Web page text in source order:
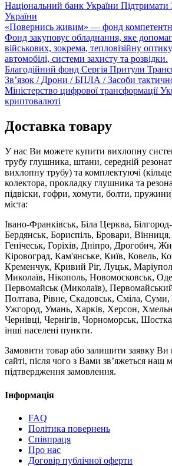
Національний банк України Підтримати
України
«Повернись живим» — фонд
Фонд закуповує обладнання, яке
військових, зокрема, тепловізійну
автомобілі, системи захисту та розвідки.
Благодійний фонд Сергія Притули
Зв’язок / Дрони / БПЛА / Засоби
Міністерство цифрової трансформації
криптовалюті
Доставка товару
У нас Ви можете купити вихлопну
трубу глушника, штани, середній
вихлопну трубу) та комплектуючі
колектора, прокладку глушника та
підвіски, гофри, хомути, болти,
міста:
Івано-Франківськ, Біла Церква,
Бердянськ, Бориспіль, Бровари,
Генічеськ, Горіхів, Дніпро, Дрогобич,
Кіровоград, Кам'янське, Київ, Ковель,
Кременчук, Кривий Ріг, Луцьк,
Миколаїв, Нікополь, Новомосковськ,
Первомайськ (Миколаїв),
Полтава, Рівне, Скадовськ, Сміла, Суми,
Ужгород, Умань, Харків, Херсон,
Чернівці, Чернігів, Чорноморськ,
інші населені пункти.
Замовити товар або залишити заявку Ви
сайті, після чого з Вами зв’яжеться наш
підтвердження замовлення.
Інформація
FAQ
Політика повернень
Співпраця
Про нас
Договір публічної оферти